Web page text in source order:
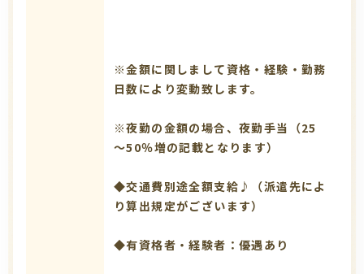
※金額に関しまして資格・経験・勤務
日数により変動致します。
※夜勤の金額の場合、夜勤手当（25
～50％増の記載となります）
◆交通費別途全額支給♪（派遣先によ
り算出規定がございます）
◆有資格者・経験者：優遇あり